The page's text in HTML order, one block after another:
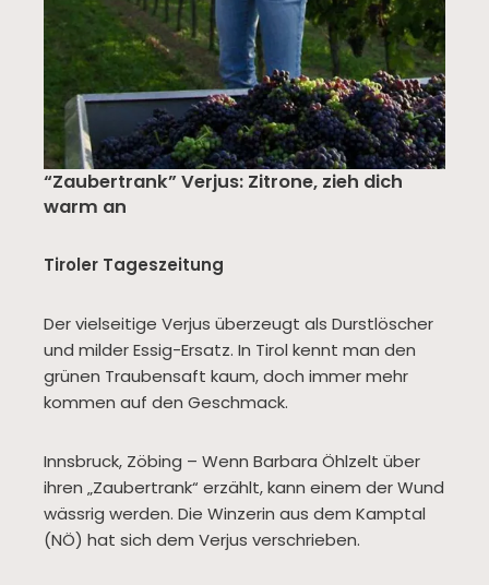
“Zaubertrank” Verjus: Zitrone, zieh dich
warm an
Tiroler Tageszeitung
Der vielseitige Verjus überzeugt als Durstlöscher
und milder Essig-Ersatz. In Tirol kennt man den
grünen Traubensaft kaum, doch immer mehr
kommen auf den Geschmack.
Innsbruck, Zöbing – Wenn Barbara Öhlzelt über
ihren „Zaubertrank“ erzählt, kann einem der Wund
wässrig werden. Die Winzerin aus dem Kamptal
(NÖ) hat sich dem Verjus verschrieben.